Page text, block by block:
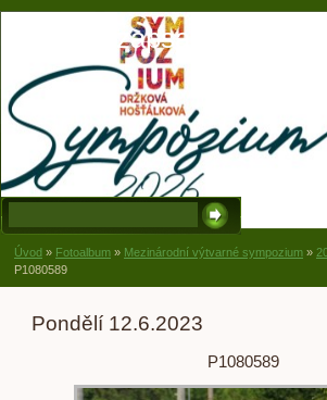
Solisko, zapsaný spolek,
Úvod » Fotoalbum » Mezinárodní výtvarné sympozium »
P1080589
Pondělí 12.6.2023
P1080589